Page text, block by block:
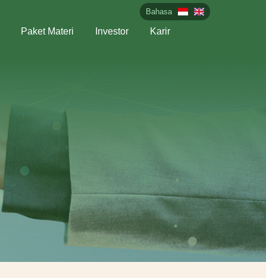
Paket Materi Investor Karir
Bahasa